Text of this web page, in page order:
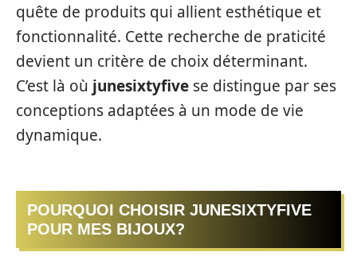
quête de produits qui allient esthétique et
fonctionnalité. Cette recherche de praticité
devient un critère de choix déterminant.
C’est là où junesixtyfive se distingue par ses
conceptions adaptées à un mode de vie
dynamique.
POURQUOI CHOISIR JUNESIXTYFIVE
POUR MES BIJOUX?